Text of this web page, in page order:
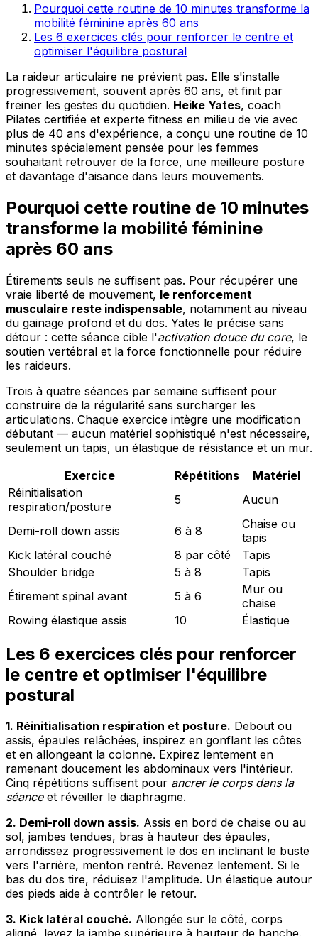
Pourquoi cette routine de 10 minutes transforme la
mobilité féminine après 60 ans
Les 6 exercices clés pour renforcer le centre et
optimiser l'équilibre postural
La raideur articulaire ne prévient pas. Elle s'installe
progressivement, souvent après 60 ans, et finit par
freiner les gestes du quotidien. Heike Yates, coach
Pilates certifiée et experte fitness en milieu de vie avec
plus de 40 ans d'expérience, a conçu une routine de 10
minutes spécialement pensée pour les femmes
souhaitant retrouver de la force, une meilleure posture
et davantage d'aisance dans leurs mouvements.
Pourquoi cette routine de 10 minutes
transforme la mobilité féminine
après 60 ans
Étirements seuls ne suffisent pas. Pour récupérer une
vraie liberté de mouvement, le renforcement
musculaire reste indispensable, notamment au niveau
du gainage profond et du dos. Yates le précise sans
détour : cette séance cible l'activation douce du core, le
soutien vertébral et la force fonctionnelle pour réduire
les raideurs.
Trois à quatre séances par semaine suffisent pour
construire de la régularité sans surcharger les
articulations. Chaque exercice intègre une modification
débutant — aucun matériel sophistiqué n'est nécessaire,
seulement un tapis, un élastique de résistance et un mur.
Exercice
Répétitions
Matériel
Réinitialisation
respiration/posture
5 Aucun
Demi-roll down assis 6 à 8
Chaise ou
tapis
Kick latéral couché
8 par côté
Tapis
Shoulder bridge
5 à 8
Tapis
Étirement spinal avant
5 à 6
Mur ou
chaise
Rowing élastique assis
10 Élastique
Les 6 exercices clés pour renforcer
le centre et optimiser l'équilibre
postural
1. Réinitialisation respiration et posture. Debout ou
assis, épaules relâchées, inspirez en gonflant les côtes
et en allongeant la colonne. Expirez lentement en
ramenant doucement les abdominaux vers l'intérieur.
Cinq répétitions suffisent pour ancrer le corps dans la
séanceet réveiller le diaphragme.
2. Demi-roll down assis. Assis en bord de chaise ou au
sol, jambes tendues, bras à hauteur des épaules,
arrondissez progressivement le dos en inclinant le buste
vers l'arrière, menton rentré. Revenez lentement. Si le
bas du dos tire, réduisez l'amplitude. Un élastique autour
des pieds aide à contrôler le retour.
3. Kick latéral couché. Allongée sur le côté, corps